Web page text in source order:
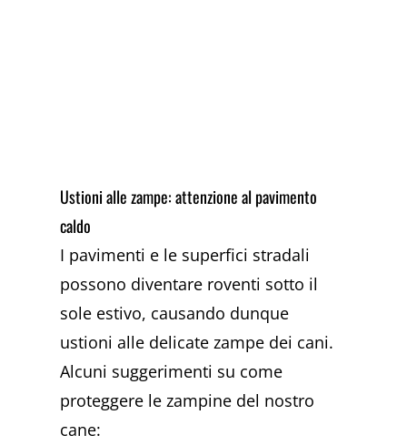
Ustioni alle zampe: attenzione al pavimento
caldo
I pavimenti e le superfici stradali
possono diventare roventi sotto il
sole estivo, causando dunque
ustioni alle delicate zampe dei cani.
Alcuni suggerimenti su come
proteggere le zampine del nostro
cane: